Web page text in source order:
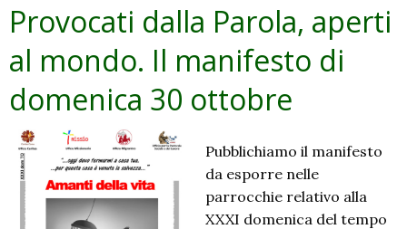
novembre
Provocati dalla Parola, aperti
al mondo. Il manifesto di
domenica 30 ottobre
Pubblichiamo il manifesto
da esporre nelle
parrocchie relativo alla
XXXI domenica del tempo